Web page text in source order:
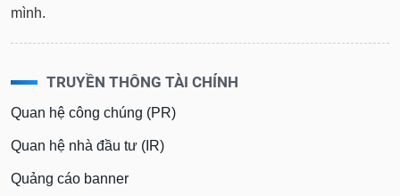
mình.
TRUYỀN THÔNG TÀI CHÍNH
Quan hệ công chúng (PR)
Quan hệ nhà đầu tư (IR)
Quảng cáo banner